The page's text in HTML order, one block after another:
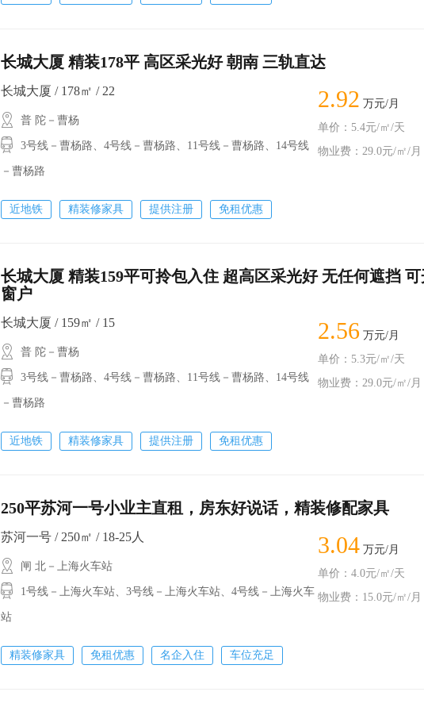
长城大厦 精装178平 高区采光好 朝南 三轨直达
长城大厦 / 178㎡ / 22
普 陀－曹杨
3号线－曹杨路、4号线－曹杨路、11号线－曹杨路、14号线
－曹杨路
近地铁 精装修家具 提供注册 免租优惠
2.92 万元/月
单价：5.4元/㎡/天
物业费：29.0元/㎡/月
长城大厦 精装159平可拎包入住 超高区采光好 无任何遮挡
窗户
长城大厦 / 159㎡ / 15
普 陀－曹杨
3号线－曹杨路、4号线－曹杨路、11号线－曹杨路、14号线
－曹杨路
近地铁 精装修家具 提供注册 免租优惠
2.56 万元/月
单价：5.3元/㎡/天
物业费：29.0元/㎡/月
250平苏河一号小业主直租，房东好说话，精装修配家具
苏河一号 / 250㎡ / 18-25人
闸 北－上海火车站
1号线－上海火车站、3号线－上海火车站、4号线－上海火车
站
精装修家具 免租优惠 名企入住 车位充足
3.04 万元/月
单价：4.0元/㎡/天
物业费：15.0元/㎡/月